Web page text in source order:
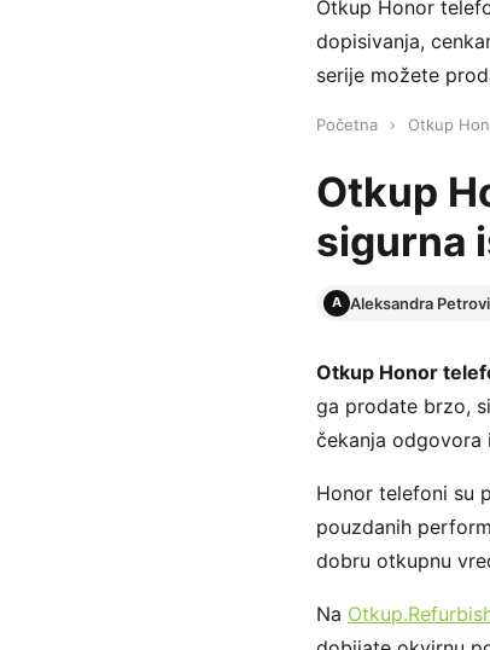
Otkup Honor
dopisivanja,
serije možete
Početna › Otkup
Otkup
sigurna
A Aleksandra
Otkup Honor
ga prodate brzo,
čekanja odgovora
Honor telefoni su
pouzdanih
dobru otkupnu
Na